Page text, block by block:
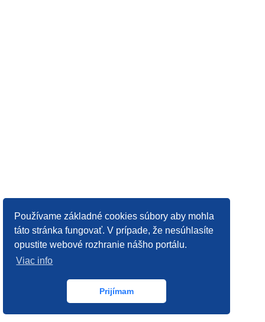
Používame základné cookies súbory aby mohla
táto stránka fungovať. V prípade, že nesúhlasíte
opustite webové rozhranie nášho portálu.
Viac info
Prijímam